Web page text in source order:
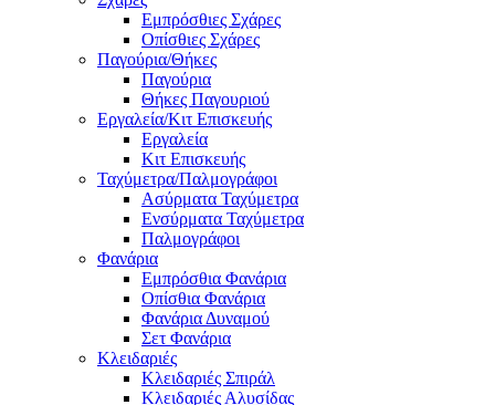
Εμπρόσθιες Σχάρες
Οπίσθιες Σχάρες
Παγούρια/Θήκες
Παγούρια
Θήκες Παγουριού
Εργαλεία/Κιτ Επισκευής
Εργαλεία
Κιτ Επισκευής
Ταχύμετρα/Παλμογράφοι
Ασύρματα Ταχύμετρα
Ενσύρματα Ταχύμετρα
Παλμογράφοι
Φανάρια
Εμπρόσθια Φανάρια
Οπίσθια Φανάρια
Φανάρια Δυναμού
Σετ Φανάρια
Κλειδαριές
Κλειδαριές Σπιράλ
Κλειδαριές Αλυσίδας